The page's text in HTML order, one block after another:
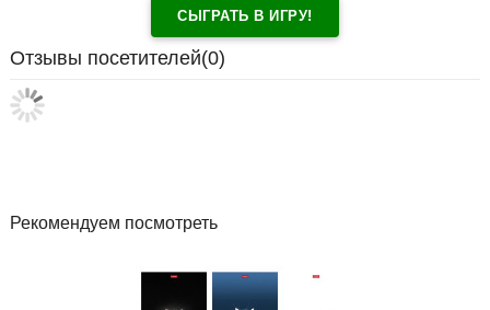
СЫГРАТЬ В ИГРУ!
Отзывы посетителей(0)
Рекомендуем посмотреть